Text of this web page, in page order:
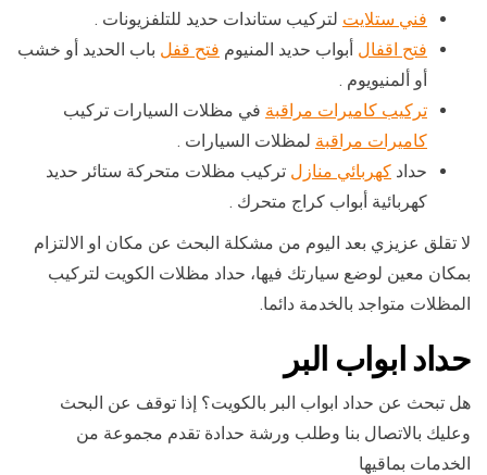
فني ستلايت لتركيب ستاندات حديد للتلفزيونات .
فتح اقفال أبواب حديد المنيوم فتح قفل باب الحديد أو خشب
أو ألمنيويوم .
تركيب كاميرات مراقبة في مظلات السيارات تركيب
كاميرات مراقبة لمظلات السيارات .
حداد كهربائي منازل تركيب مظلات متحركة ستائر حديد
كهربائية أبواب كراج متحرك .
لا تقلق عزيزي بعد اليوم من مشكلة البحث عن مكان او الالتزام
بمكان معين لوضع سيارتك فيها، حداد مظلات الكويت لتركيب
المظلات متواجد بالخدمة دائما.
حداد ابواب البر
هل تبحث عن حداد ابواب البر بالكويت؟ إذا توقف عن البحث
وعليك بالاتصال بنا وطلب ورشة حدادة تقدم مجموعة من
الخدمات بماقيها